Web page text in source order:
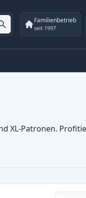
Familienbetrieb
seit 1997
XL-Patronen.